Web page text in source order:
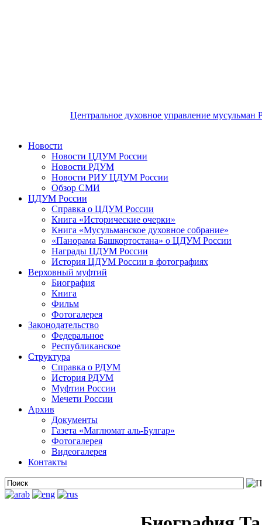
Центральное духовное управление мусульман
Новости
Новости ЦДУМ России
Новости РДУМ
Новости РИУ ЦДУМ России
Обзор СМИ
ЦДУМ России
Справка о ЦДУМ России
Книга «Исторические очерки»
Книга «Мусульманское духовное собрание»
«Панорама Башкортостана» о ЦДУМ России
Награды ЦДУМ России
История ЦДУМ России в фотографиях
Верховный муфтий
Биография
Книга
Фильм
Фотогалерея
Законодательство
Федеральное
Республиканское
Структура
Справка о РДУМ
История РДУМ
Муфтии России
Мечети России
Архив
Документы
Газета «Маглюмат аль-Булгар»
Фотогалерея
Видеогалерея
Контакты